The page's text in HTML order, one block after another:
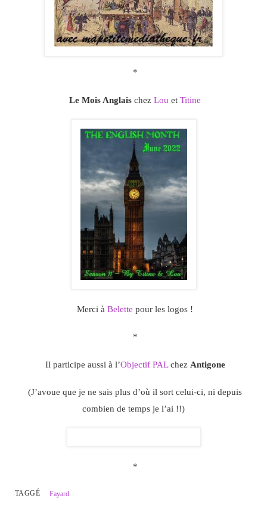
*
Le Mois Anglais chez Lou et Titine
Merci à Belette pour les logos !
*
Il participe aussi à l’Objectif PALchez Antigone
(J’avoue que je ne sais plus d’où il sort celui-ci, ni depuis
combien de temps je l’ai !!)
*
TAGGÉ Fayard